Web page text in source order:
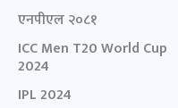
एनपीएल २०८१
ICC Men T20 World Cup
2024
IPL 2024